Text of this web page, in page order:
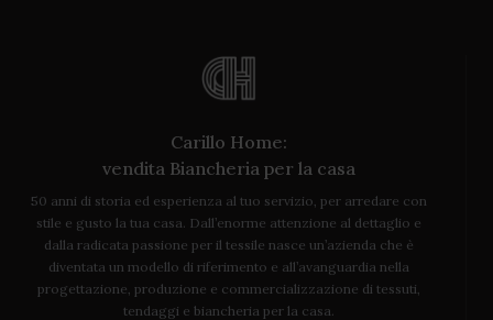
Carillo Home:
vendita Biancheria per la casa
50 anni di storia ed esperienza al tuo servizio, per arredare con
stile e gusto la tua casa. Dall’enorme attenzione al dettaglio e
dalla radicata passione per il tessile nasce un’azienda che è
diventata un modello di riferimento e all’avanguardia nella
progettazione, produzione e commercializzazione di tessuti,
tendaggi e biancheria per la casa.